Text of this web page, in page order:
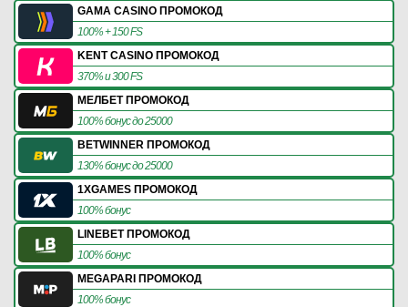
GAMA CASINO ПРОМОКОД
100% + 150 FS
KENT CASINO ПРОМОКОД
370% и 300 FS
МЕЛБЕТ ПРОМОКОД
100% бонус до 25000
BETWINNER ПРОМОКОД
130% бонус до 25000
1XGAMES ПРОМОКОД
100% бонус
LINEBET ПРОМОКОД
100% бонус
MEGAPARI ПРОМОКОД
100% бонус